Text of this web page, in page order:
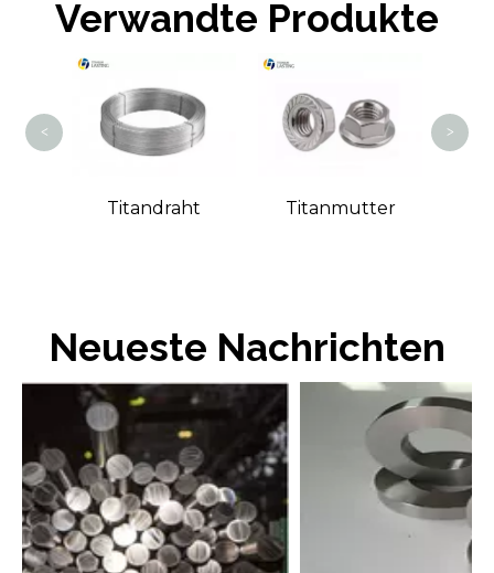
Verwandte Produkte
Titandraht Titanmutter
< >
Neueste Nachrichten